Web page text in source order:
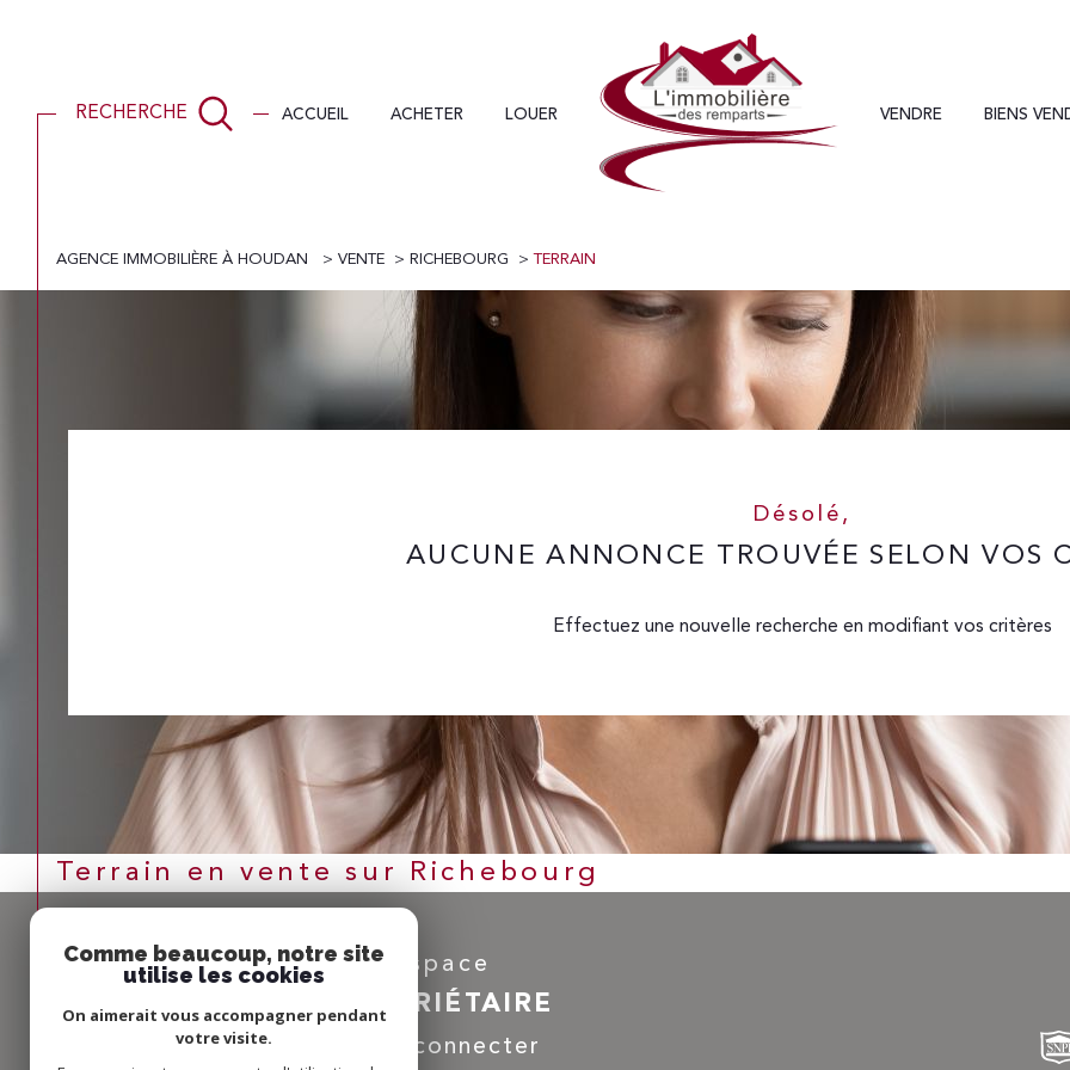
ACCUEIL ACHETER LOUER VENDRE BIENS
RECHERCHE
de l'ancien
Louer Estimer
BUDGET
AGENCE IMMOBILIÈRE À HOUDAN VENTE RICHEBOURG TERRAIN
Désolé,
AUCUNE ANNONCE TROUVÉE SELON VOS
Effectuez une nouvelle recherche en modifiant vos critères
Terrain en vente sur Richebourg
Espace
PROPRIÉTAIRE
Se connecter
Comme beaucoup, notre site
utilise les cookies
On aimerait vous accompagner pendant
votre visite.